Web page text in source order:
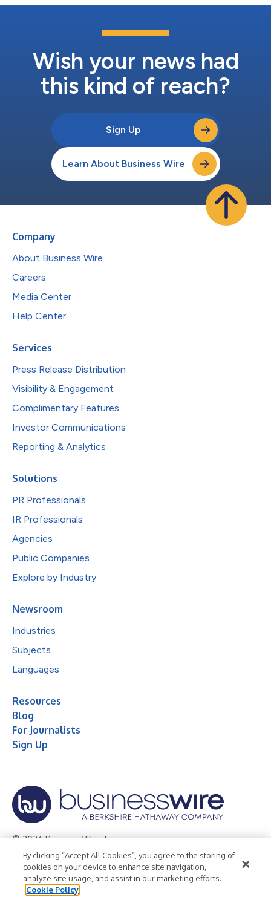
创意IP推动业务转型，贸发局将于第十五届亚洲知识产权营商论坛
览中心举行，以“知识产权：推动引资 赋能增长”为主题，汇聚逾
100位演讲者探讨知识产权如何成为企业发展及融资的关键驱动
题讨论环节中的“香港品牌利用知识产权升级转型”将探讨香港品牌
如何运用知识...
Wish your news had
this kind of reach?
Sign Up
Learn About Business Wire
Company
About Business Wire
Careers
Media Center
Help Center
Services
Press Release Distribution
Visibility & Engagement
Complimentary Features
Investor Communications
Reporting & Analytics
Solutions
PR Professionals
IR Professionals
Agencies
Public Companies
Explore by Industry
Newsroom
Industries
Subjects
Languages
Resources
Blog
For Journalists
Sign Up
© 2026 Business Wire, Inc.
Privacy Policy Cookie Policy
Accessibility Statement
Terms of Use
Legal
By clicking “Accept All Cookies”, you agree to the storing of
cookies on your device to enhance site navigation,
analyze site usage, and assist in our marketing efforts.
Cookie Policy